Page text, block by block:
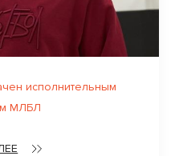
исполнительным
МЛБЛ